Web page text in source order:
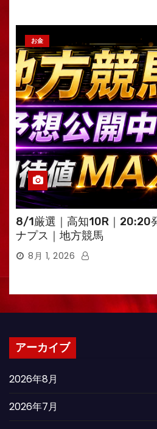
お金
8/1厳選｜高知10R｜20:20
ナプス｜地方競馬
8月 1, 2026
アーカイブ
2026年8月
2026年7月